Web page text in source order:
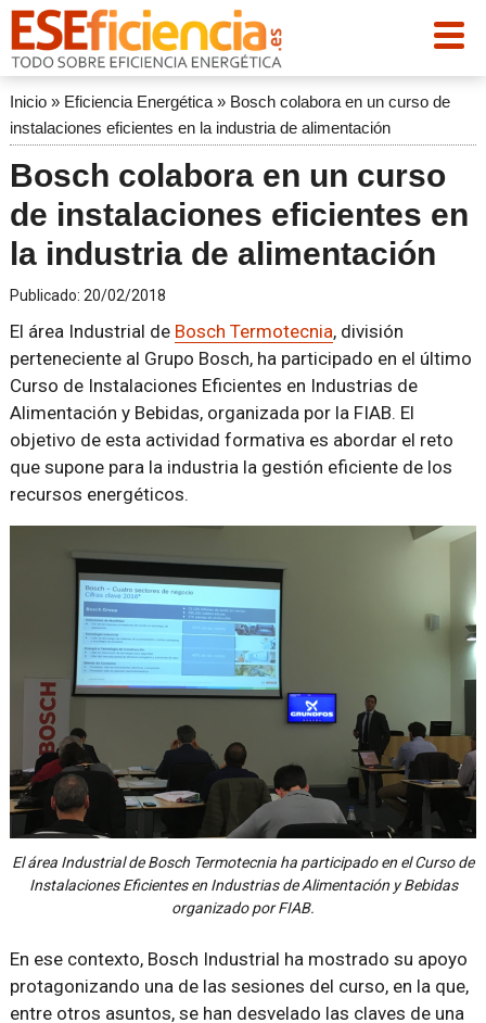
Inicio» Eficiencia Energética» Bosch colabora en un curso de
instalaciones eficientes en la industria de alimentación
Bosch colabora en un curso
de instalaciones eficientes en
la industria de alimentación
Publicado: 20/02/2018
El área Industrial de Bosch Termotecnia, división
perteneciente al Grupo Bosch, ha participado en el último
Curso de Instalaciones Eficientes en Industrias de
Alimentación y Bebidas, organizada por la FIAB. El
objetivo de esta actividad formativa es abordar el reto
que supone para la industria la gestión eficiente de los
recursos energéticos.
El área Industrial de Bosch Termotecnia ha participado en el Curso de
Instalaciones Eficientes en Industrias de Alimentación y Bebidas
organizado por FIAB.
En ese contexto, Bosch Industrial ha mostrado su apoyo
protagonizando una de las sesiones del curso, en la que,
entre otros asuntos, se han desvelado las claves de una